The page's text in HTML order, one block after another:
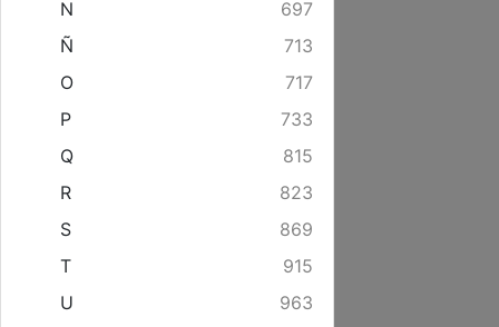
N
697
Ñ
713
O
717
P
733
Q
815
R
823
S
869
T
915
U
963